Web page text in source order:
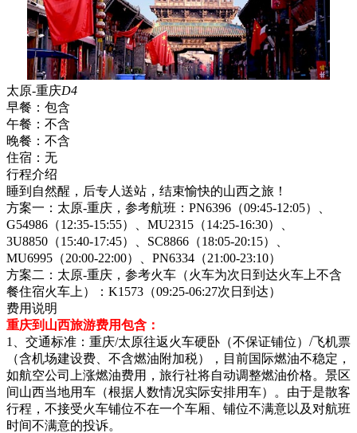
太原-重庆D4
早餐： 包含
午餐： 不含
晚餐： 不含
住宿： 无
行程介绍
睡到自然醒，后专人送站，结束愉快的山西之旅！
方案一：太原-重庆，参考航班：PN6396（09:45-12:05）、
G54986（12:35-15:55）、MU2315（14:25-16:30）、
3U8850（15:40-17:45）、SC8866（18:05-20:15）、
MU6995（20:00-22:00）、PN6334（21:00-23:10）
方案二：太原-重庆，参考火车（火车为次日到达火车上不含
餐住宿火车上）：K1573（09:25-06:27次日到达）
费用说明
重庆到山西旅游费用包含：
1、交通标准：重庆/太原往返火车硬卧（不保证铺位）/飞机票
（含机场建设费、不含燃油附加税），目前国际燃油不稳定，
如航空公司上涨燃油费用，旅行社将自动调整燃油价格。景区
间山西当地用车（根据人数情况实际安排用车）。由于是散客
行程，不接受火车铺位不在一个车厢、铺位不满意以及对航班
时间不满意的投诉。